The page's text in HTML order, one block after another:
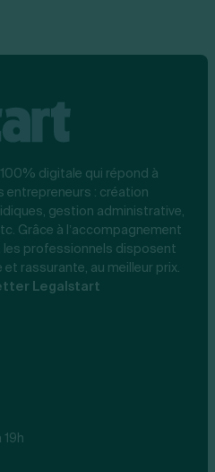
digitale qui répond à
entrepreneurs : création
gestion administrative,
Grâce à l’accompagnement
les professionnels disposent
rassurante, au meilleur prix.
Legalstart